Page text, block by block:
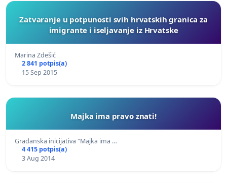
Zatvaranje u potpunosti svih hrvatskih granica za
imigrante i iseljavanje iz Hrvatske
Marina Zdešić
2 841 potpis(a)
15 Sep 2015
Majka ima pravo znati!
Građanska inicijativa "Majka ima …
4 415 potpis(a)
3 Aug 2014